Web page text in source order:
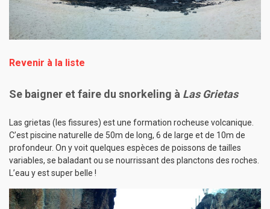
Revenir à la liste
Se baigner et faire du snorkeling à Las Grietas
Las grietas (les fissures) est une formation rocheuse volcanique.
C’est piscine naturelle de 50m de long, 6 de large et de 10m de
profondeur. On y voit quelques espèces de poissons de tailles
variables, se baladant ou se nourrissant des planctons des roches.
L’eau y est super belle !